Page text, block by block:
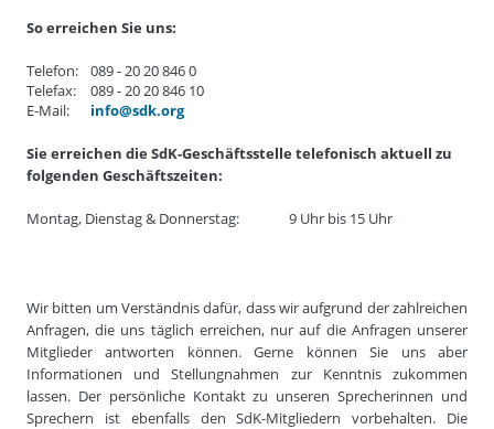
So erreichen Sie uns:
Telefon:
089 - 20 20 846 0
Telefax:
089 - 20 20 846 10
E-Mail:
info@sdk.org
Sie erreichen die SdK-Geschäftsstelle telefonisch aktuell zu
folgenden Geschäftszeiten:
Montag, Dienstag & Donnerstag: 9 Uhr bis 15 Uhr
Wir bitten um Verständnis dafür, dass wir aufgrund der zahlreichen
Anfragen, die uns täglich erreichen, nur auf die Anfragen unserer
Mitglieder antworten können. Gerne können Sie uns aber
Informationen und Stellungnahmen zur Kenntnis zukommen
lassen. Der persönliche Kontakt zu unseren Sprecherinnen und
Sprechern ist ebenfalls den SdK-Mitgliedern vorbehalten. Die